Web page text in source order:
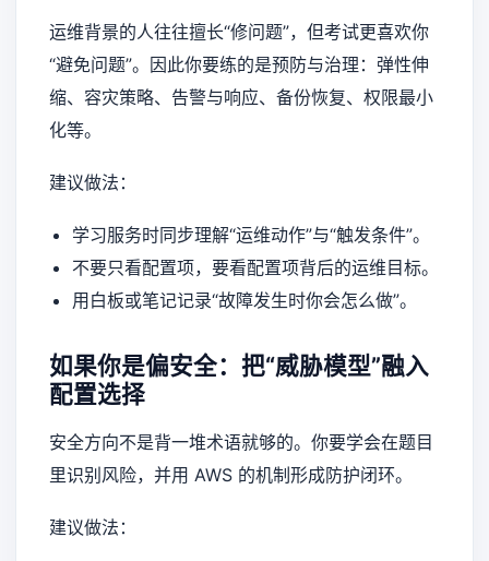
运维背景的人往往擅长“修问题”，但考试更喜欢你
“避免问题”。因此你要练的是预防与治理：弹性伸
缩、容灾策略、告警与响应、备份恢复、权限最小
化等。
建议做法：
学习服务时同步理解“运维动作”与“触发条件”。
不要只看配置项，要看配置项背后的运维目标。
用白板或笔记记录“故障发生时你会怎么做”。
如果你是偏安全：把“威胁模型”融入
配置选择
安全方向不是背一堆术语就够的。你要学会在题目
里识别风险，并用 AWS 的机制形成防护闭环。
建议做法：